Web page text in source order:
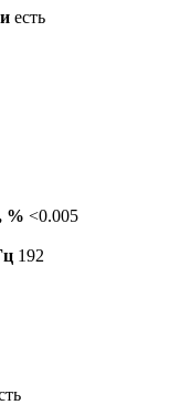
есть
% <0.005
192